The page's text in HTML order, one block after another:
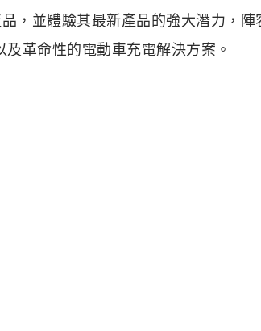
，並體驗其最新產品的強大潛力，
革命性的電動車充電解決方案。